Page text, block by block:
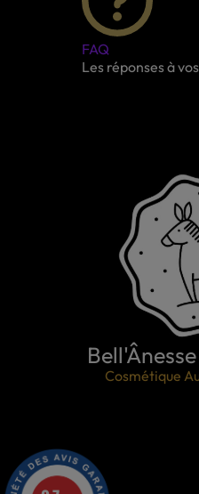
FAQ
Les réponses à
Cosmétique